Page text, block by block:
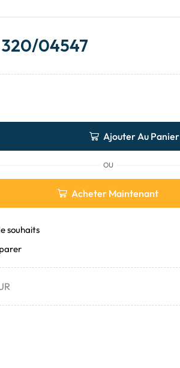
04547
Ajouter Au Panier
OU
Acheter Maintenant
souhaits